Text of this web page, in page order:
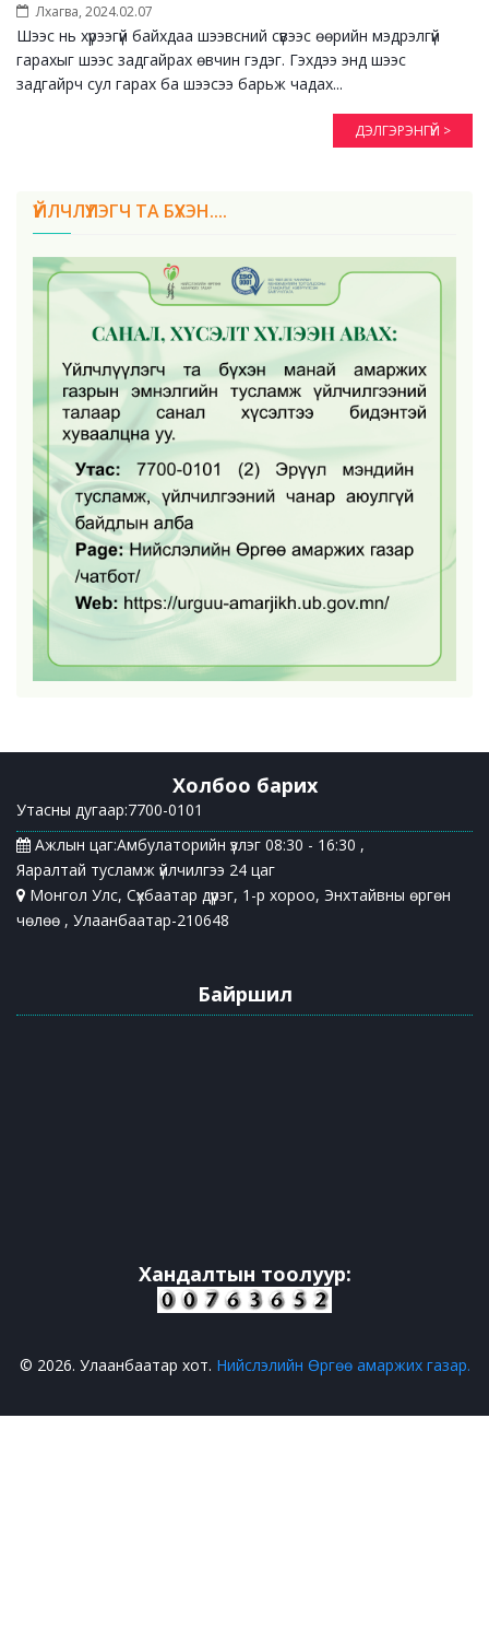
Лхагва, 2024.02.07
Шээс нь хүрээгүй байхдаа шээвсний сүвээс өөрийн мэдрэлгүй
гарахыг шээс задгайрах өвчин гэдэг. Гэхдээ энд шээс
задгайрч сул гарах ба шээсээ барьж чадах...
ДЭЛГЭРЭНГҮЙ >
ҮЙЛЧЛҮҮЛЭГЧ ТА БҮХЭН....
Холбоо барих
Утасны дугаар:7700-0101
Ажлын цаг:Амбулаторийн үзлэг 08:30 - 16:30 ,
Яаралтай тусламж үйлчилгээ 24 цаг
Монгол Улс, Сүхбаатар дүүрэг, 1-р хороо, Энхтайвны өргөн
чөлөө , Улаанбаатар-210648
Байршил
Хандалтын тоолуур:
© 2026. Улаанбаатар хот. Нийслэлийн Өргөө амаржих газар.